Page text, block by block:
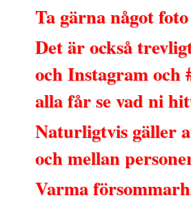
Ta gärna något
Det är också
och Instagram
alla får se vad ni
Naturligtvis gäller
och mellan
Varma